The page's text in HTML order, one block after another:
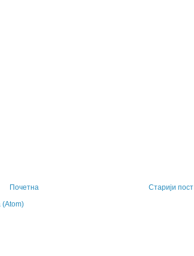
Старији пост
Почетна